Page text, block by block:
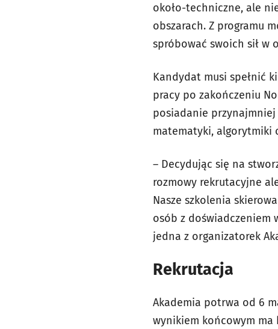
około-techniczne, ale
obszarach. Z programu
spróbować swoich sił w
Kandydat musi spełnić
pracy po zakończeniu
posiadanie
matematyki, algorytmiki
– Decydując się na
rozmowy rekrutacyjne
Nasze szkolenia
osób z doświadczeniem
jedna z organizatorek
Rekrutacja
Akademia potrwa od 6
wynikiem końcowym ma